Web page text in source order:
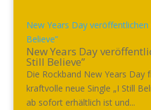
New Years Day veröffentlichen
Believe”
New Years Day
Still Believe”
Die Rockband New Years Day
kraftvolle neue Single „I Still
ab sofort erhältlich ist und...